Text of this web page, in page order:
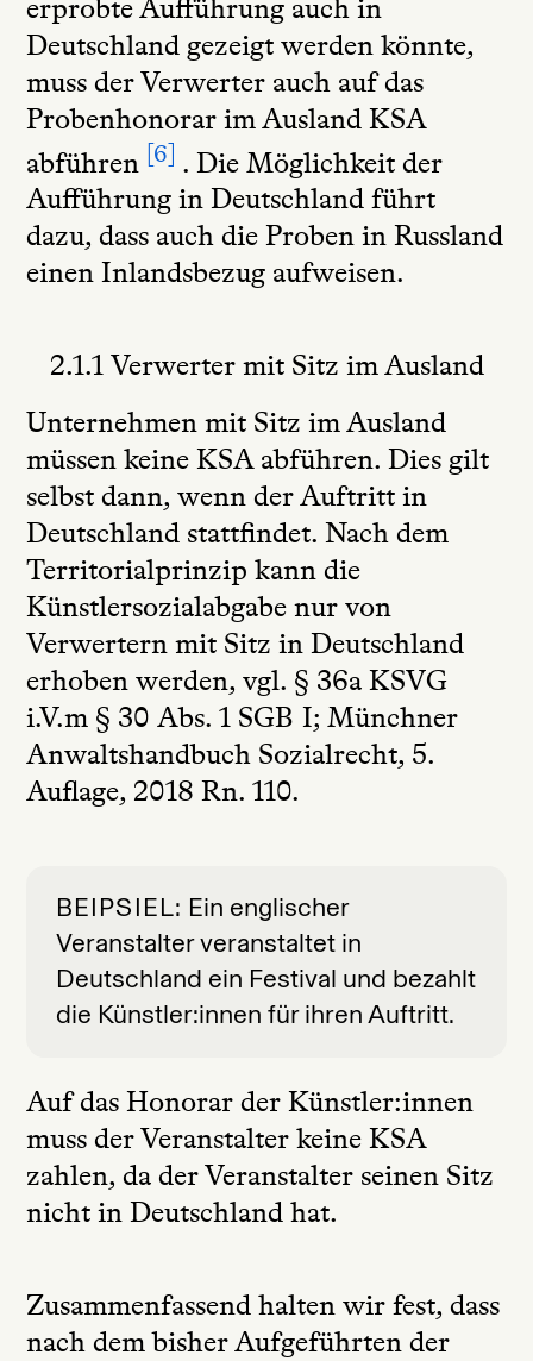
erprobte Aufführung auch in
Deutschland gezeigt werden könnte,
muss der Verwerter auch auf das
Probenhonorar im Ausland KSA
abführen 6 . Die Möglichkeit der
Aufführung in Deutschland führt
dazu, dass auch die Proben in Russland
einen Inlandsbezug aufweisen.
2.1.1 Verwerter mit Sitz im Ausland
Unternehmen mit Sitz im Ausland
müssen keine KSA abführen. Dies gilt
selbst dann, wenn der Auftritt in
Deutschland stattfindet. Nach dem
Territorialprinzip kann die
Künstlersozialabgabe nur von
Verwertern mit Sitz in Deutschland
erhoben werden, vgl. § 36a KSVG
i.V.m § 30 Abs. 1 SGB I; Münchner
Anwaltshandbuch Sozialrecht, 5.
Auflage, 2018 Rn. 110.
BEIPSIEL Ein englischer
Veranstalter veranstaltet in
Deutschland ein Festival und bezahlt
die Künstler:innen für ihren Auftritt.
Auf das Honorar der Künstler:innen
muss der Veranstalter keine KSA
zahlen, da der Veranstalter seinen Sitz
nicht in Deutschland hat.
Zusammenfassend halten wir fest, dass
nach dem bisher Aufgeführten der